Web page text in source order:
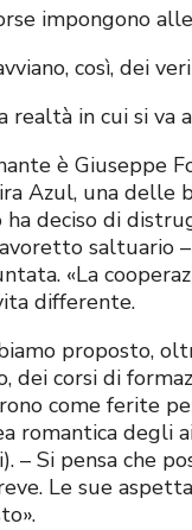
impongono
così, dei
in cui si va
è Giuseppe
Azul, una delle
ha deciso di
saltuario –
«La
differente.
proposto,
dei corsi di
come ferite
romantica
Si pensa che
Le sue